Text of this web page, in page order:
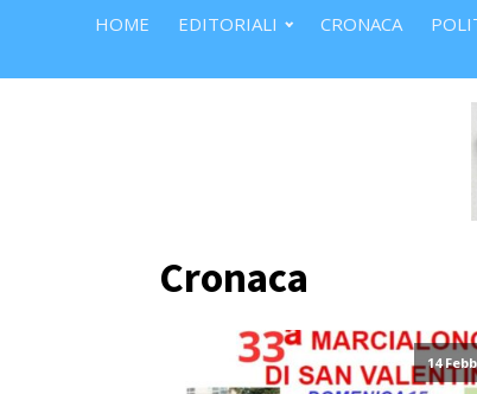
HOME EDITORIALI CRONACA
Cronaca
14